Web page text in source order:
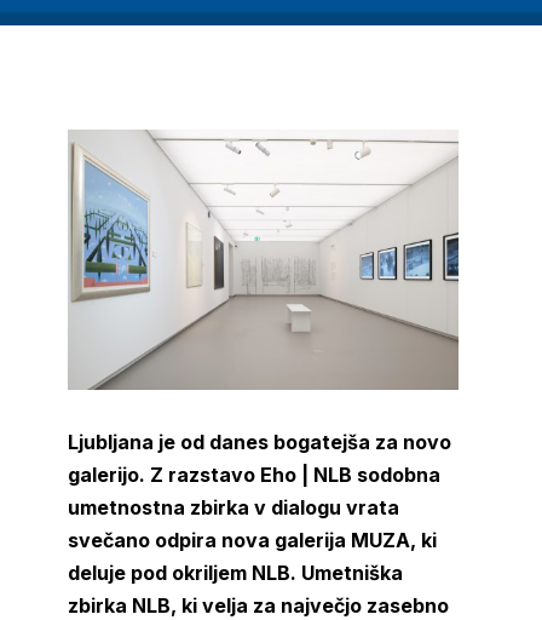
Ljubljana je od danes bogatejša za novo
galerijo. Z razstavo Eho | NLB sodobna
umetnostna zbirka v dialogu vrata
svečano odpira nova galerija MUZA, ki
deluje pod okriljem NLB. Umetniška
zbirka NLB, ki velja za največjo zasebno